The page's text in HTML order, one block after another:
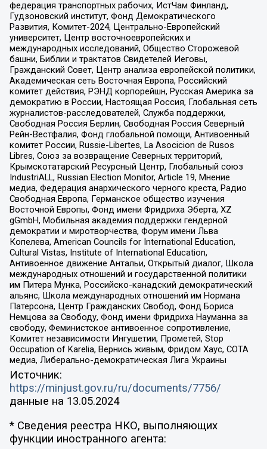
федерация транспортных рабочих, ИстЧам Финланд,
Гудзоновский институт, Фонд Демократического
Развития, Комитет-2024, Центрально-Европейский
университет, Центр восточноевропейских и
международных исследований, Общество Сторожевой
башни, Библии и трактатов Свидетелей Иеговы,
Гражданский Совет, Центр анализа европейской политики,
Академическая сеть Восточная Европа, Российский
комитет действия, РЭНД корпорейшн, Русская Америка за
демократию в России, Настоящая Россия, Глобальная сеть
журналистов-расследователей, Служба поддержки,
Свободная Россия Берлин, Свободная Россия Северный
Рейн-Вестфалия, Фонд глобальной помощи, Антивоенный
комитет России, Russie-Libertes, La Asocicion de Rusos
Libres, Союз за возвращение Северных территорий,
Крымскотатарский Ресурсный Центр, Глобальный союз
IndustriALL, Russian Election Monitor, Article 19, Мнение
медиа, Федерация анархического черного креста, Радио
Свободная Европа, Германское общество изучения
Восточной Европы, Фонд имени Фридриха Эберта, XZ
gGmbH, Мобильная академия поддержки гендерной
демократии и миротворчества, Форум имени Льва
Копелева, American Councils for International Education,
Cultural Vistas, Institute of International Education,
Антивоенное движение Антальи, Открытый диалог, Школа
международных отношений и государственной политики
им Питера Мунка, Российско-канадский демократический
альянс, Школа международных отношений им Нормана
Патерсона, Центр Гражданских Свобод, Фонд Бориса
Немцова за Свободу, Фонд имени Фридриха Науманна за
свободу, Феминистское антивоенное сопротивление,
Комитет независимости Ингушетии, Прометей, Stop
Occupation of Karelia, Вернись живым, Фридом Хаус, СОТА
медиа, Либерально-демократическая Лига Украины
Источник:
https://minjust.gov.ru/ru/documents/7756/
данные на 13.05.2024
* Сведения реестра НКО, выполняющих
функции иностранного агента: